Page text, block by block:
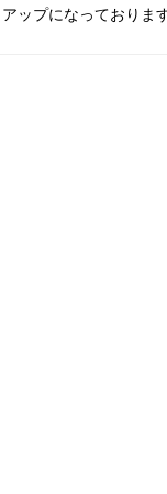
ップになっておりま